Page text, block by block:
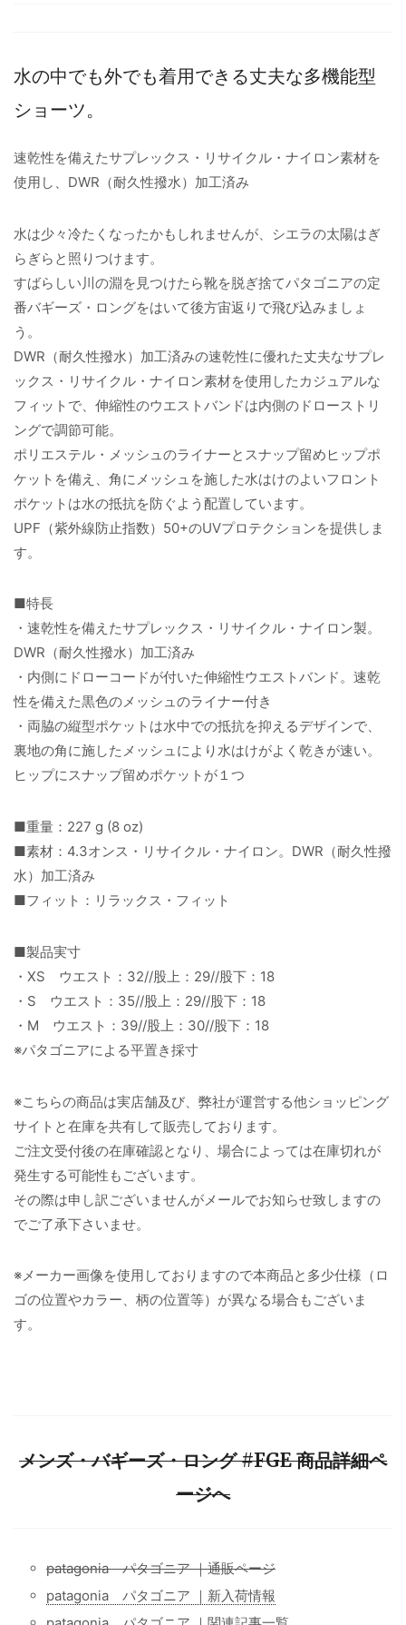
水の中でも外でも着用できる丈夫な多機能型
ショーツ。
速乾性を備えたサプレックス・リサイクル・ナイロン素材を
使用し、DWR（耐久性撥水）加工済み
水は少々冷たくなったかもしれませんが、シエラの太陽はぎ
らぎらと照りつけます。
すばらしい川の淵を見つけたら靴を脱ぎ捨てパタゴニアの定
番バギーズ・ロングをはいて後方宙返りで飛び込みましょ
う。
DWR（耐久性撥水）加工済みの速乾性に優れた丈夫なサプレ
ックス・リサイクル・ナイロン素材を使用したカジュアルな
フィットで、伸縮性のウエストバンドは内側のドローストリ
ングで調節可能。
ポリエステル・メッシュのライナーとスナップ留めヒップポ
ケットを備え、角にメッシュを施した水はけのよいフロント
ポケットは水の抵抗を防ぐよう配置しています。
UPF（紫外線防止指数）50+のUVプロテクションを提供しま
す。
■特長
・速乾性を備えたサプレックス・リサイクル・ナイロン製。
DWR（耐久性撥水）加工済み
・内側にドローコードが付いた伸縮性ウエストバンド。速乾
性を備えた黒色のメッシュのライナー付き
・両脇の縦型ポケットは水中での抵抗を抑えるデザインで、
裏地の角に施したメッシュにより水はけがよく乾きが速い。
ヒップにスナップ留めポケットが１つ
■重量：227 g (8 oz)
■素材：4.3オンス・リサイクル・ナイロン。DWR（耐久性撥
水）加工済み
■フィット：リラックス・フィット
■製品実寸
・XS ウエスト：32//股上：29//股下：18
・S ウエスト：35//股上：29//股下：18
・M ウエスト：39//股上：30//股下：18
※パタゴニアによる平置き採寸
※こちらの商品は実店舗及び、弊社が運営する他ショッピング
サイトと在庫を共有して販売しております。
ご注文受付後の在庫確認となり、場合によっては在庫切れが
発生する可能性もございます。
その際は申し訳ございませんがメールでお知らせ致しますの
でご了承下さいませ。
※メーカー画像を使用しておりますので本商品と多少仕様（ロ
ゴの位置やカラー、柄の位置等）が異なる場合もございま
す。
メンズ・バギーズ・ロング #FGE 商品詳細ペ
ージへ
patagonia パタゴニア ｜通販ページ
patagonia パタゴニア ｜新入荷情報